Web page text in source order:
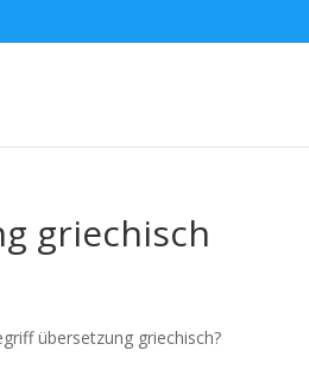
griechisch
übersetzung griechisch?